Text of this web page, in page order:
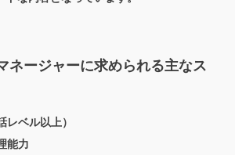
ネージャーに求められる主なス
レベル以上）
能力